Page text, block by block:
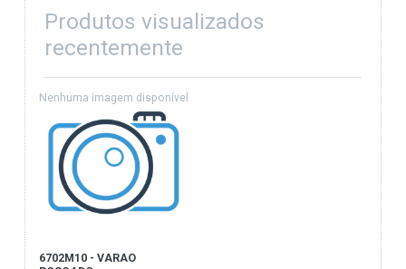
Produtos visualizados
recentemente
6702M10 - VARAO